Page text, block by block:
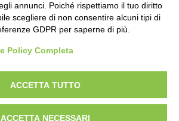
Love by:Digital Forge Verona
annunci. Poiché rispettiamo il tuo diritto
scegliere di non consentire alcuni tipi di
GDPR per saperne di più.
Policy Completa
ACCETTA TUTTO
ACCETTA NECESSARI